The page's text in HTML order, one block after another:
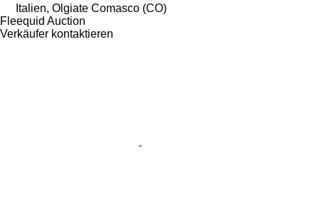
Italien, Olgiate Comasco (CO)
Fleequid Auction
Verkäufer kontaktieren